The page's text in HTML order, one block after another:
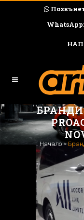
WhatsApp:
Начало>